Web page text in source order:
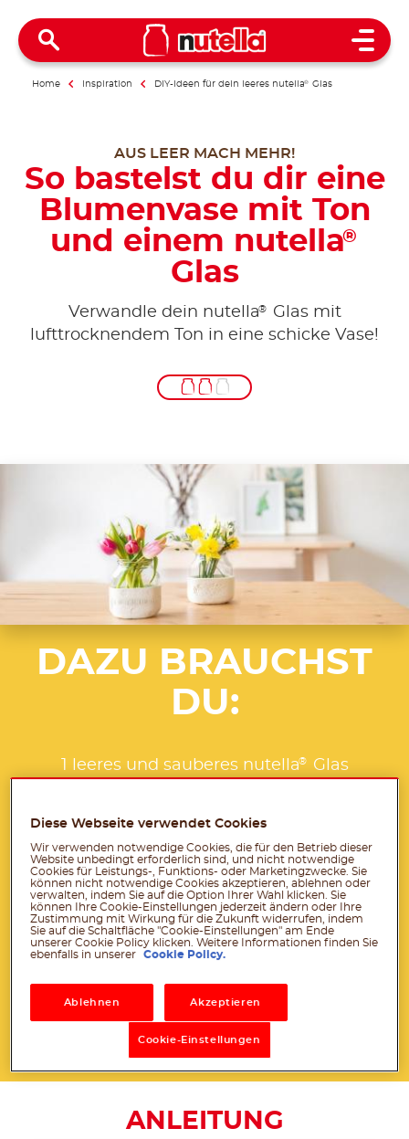
Open
Home Inspiration DIY-Ideen für dein leeres nutella® Glas
AUS LEER MACH MEHR!
So bastelst du dir eine
Blumenvase mit Ton
und einem nutella®
Glas
Verwandle dein nutella®
Glas mit
lufttrocknendem Ton in eine schicke Vase!
DAZU BRAUCHST
DU:
1 leeres und sauberes nutella®
Glas
Bastelunterlage
Messer
Teigrolle
zum Verzieren des Tons: Stempel,
Spitzendeckchen, Blätter
Frühlingsblumen
Erwachsenen verwenden
Download PDF
ANLEITUNG
Diese Webseite verwendet Cookies
Wir verwenden notwendige Cookies, die für den Betrieb dieser
Website unbedingt erforderlich sind, und nicht notwendige
Cookies für Leistungs-, Funktions- oder Marketingzwecke. Sie
können nicht notwendige Cookies akzeptieren, ablehnen oder
verwalten, indem Sie auf die Option Ihrer Wahl klicken. Sie
können Ihre Cookie-Einstellungen jederzeit ändern oder Ihre
Zustimmung mit Wirkung für die Zukunft widerrufen, indem
Sie auf die Schaltfläche "Cookie-Einstellungen" am Ende
unserer Cookie Policy klicken. Weitere Informationen finden Sie
ebenfalls in unserer
Cookie Policy.
Ablehnen Akzeptieren
Cookie-Einstellungen